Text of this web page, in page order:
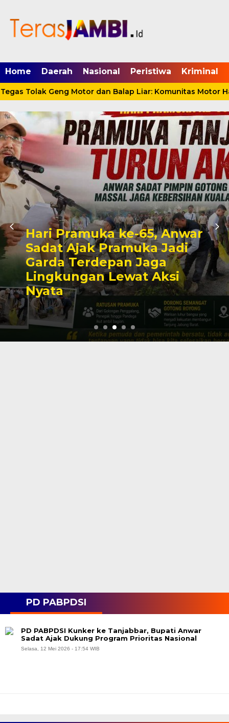
Home Daerah Nasional Peristiwa Kriminal
Tolak Geng Motor dan Balap Liar: Komunitas Motor
Hari Pramuka ke-65, Anwar
Sadat Ajak Pramuka Jadi
Garda Terdepan Jaga
Lingkungan Lewat Aksi
Nyata
PD PABPDSI
PD PABPDSI Kunker ke Tanjabbar, Bupati Anwar
Sadat Ajak Dukung Program Prioritas Nasional
Selasa, 12 Mei 2026 - 17:54 WIB